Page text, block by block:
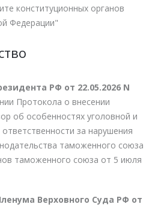
конституционных органов
Федерации"
РФ от 22.05.2026 N
Протокола о внесении
об особенностях уголовной и
за нарушения
таможенного союза
таможенного союза от 5 июля
Верховного Суда РФ от